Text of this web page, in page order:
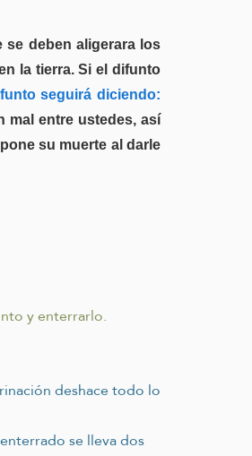
se deben aligerara los
la tierra. Si el difunto
seguirá diciendo:
mal entre ustedes, así
su muerte al darle
y enterrarlo.
deshace todo lo
se lleva dos